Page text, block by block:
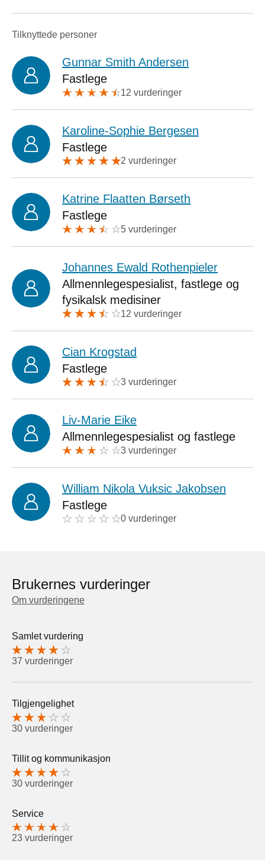
Tilknyttede personer
Gunnar Smith Andersen
Fastlege
12 vurderinger
Karoline-Sophie Bergesen
Fastlege
2 vurderinger
Katrine Flaatten Børseth
Fastlege
5 vurderinger
Johannes Ewald Rothenpieler
Allmennlegespesialist, fastlege og
fysikalsk medisiner
12 vurderinger
Cian Krogstad
Fastlege
3 vurderinger
Liv-Marie Eike
Allmennlegespesialist og fastlege
3 vurderinger
William Nikola Vuksic Jakobsen
Fastlege
0 vurderinger
Brukernes vurderinger
Om vurderingene
Samlet vurdering
37 vurderinger
Tilgjengelighet
30 vurderinger
Tillit og kommunikasjon
30 vurderinger
Service
23 vurderinger